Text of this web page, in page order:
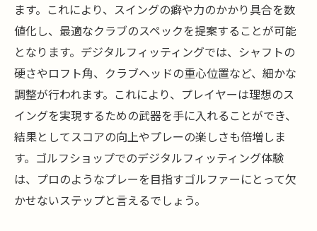
ます。これにより、スイングの癖や力のかかり具合を数
値化し、最適なクラブのスペックを提案することが可能
となります。デジタルフィッティングでは、シャフトの
硬さやロフト角、クラブヘッドの重心位置など、細かな
調整が行われます。これにより、プレイヤーは理想のス
イングを実現するための武器を手に入れることができ、
結果としてスコアの向上やプレーの楽しさも倍増しま
す。ゴルフショップでのデジタルフィッティング体験
は、プロのようなプレーを目指すゴルファーにとって欠
かせないステップと言えるでしょう。